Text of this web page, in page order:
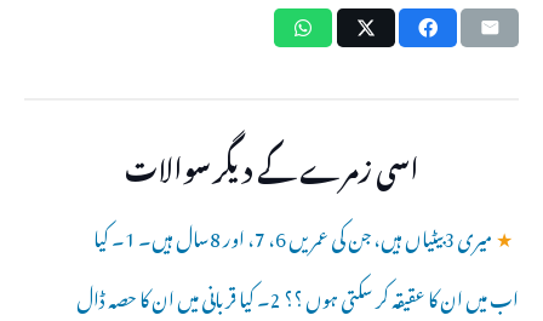
اسی زمرے کے دیگر سوالات
★
میری 3بیٹیاں ہیں، جن کی عمریں 6، 7، اور 8سال ہیں۔ 1۔ کیا
اب میں ان کا عقیقہ کر سکتی ہوں ؟؟ 2۔ کیا قربانی میں ان کا حصہ ڈال